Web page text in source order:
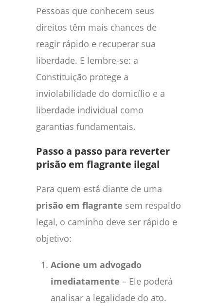
Pessoas que conhecem seus
direitos têm mais chances de
reagir rápido e recuperar sua
liberdade. E lembre-se: a
Constituição protege a
inviolabilidade do domicílio e a
liberdade individual como
garantias fundamentais.
Passo a passo para reverter
prisão em flagrante ilegal
Para quem está diante de uma
prisão em flagrante sem respaldo
legal, o caminho deve ser rápido e
objetivo:
Acione um advogado
imediatamente – Ele poderá
analisar a legalidade do ato.